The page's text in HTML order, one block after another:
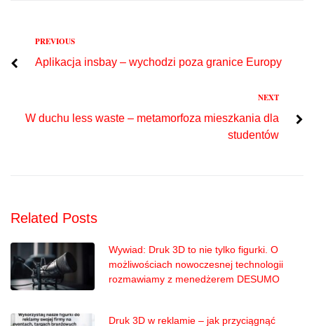
Nawigacja
wpisu
Previous
PREVIOUS
Aplikacja insbay – wychodzi poza granice Europy
NEXT
W duchu less waste – metamorfoza mieszkania dla
studentów
Related Posts
Wywiad: Druk 3D to nie tylko figurki. O
możliwościach nowoczesnej technologii
rozmawiamy z menedżerem DESUMO
Druk 3D w reklamie – jak przyciągnąć